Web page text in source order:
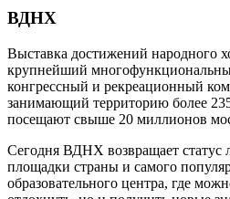
ВДНХ
Выставка достижений народного
крупнейший
конгрессный и рекреационный
занимающий территорию более
посещают свыше 20 миллионов
Сегодня ВДНХ возвращает статус
площадки страны и самого
образовательного центра, где